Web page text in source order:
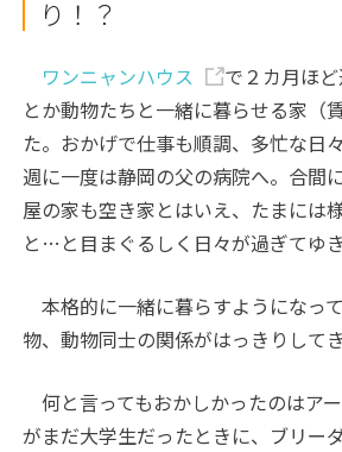
り！？
ワンニャンハウス
で２カ月ほ
とか動物たちと一緒に暮らせる家（
た。おかげで仕事も順調、多忙な日
週に一度は静岡の父の病院へ。合間
屋の家も空き家とはいえ、たまには
と…と目まぐるしく日々が過ぎてゆき
本格的に一緒に暮らすようになっ
物、動物同士の関係がはっきりして
何と言ってもおかしかったのはア
がまだ大学生だったときに、ブリー